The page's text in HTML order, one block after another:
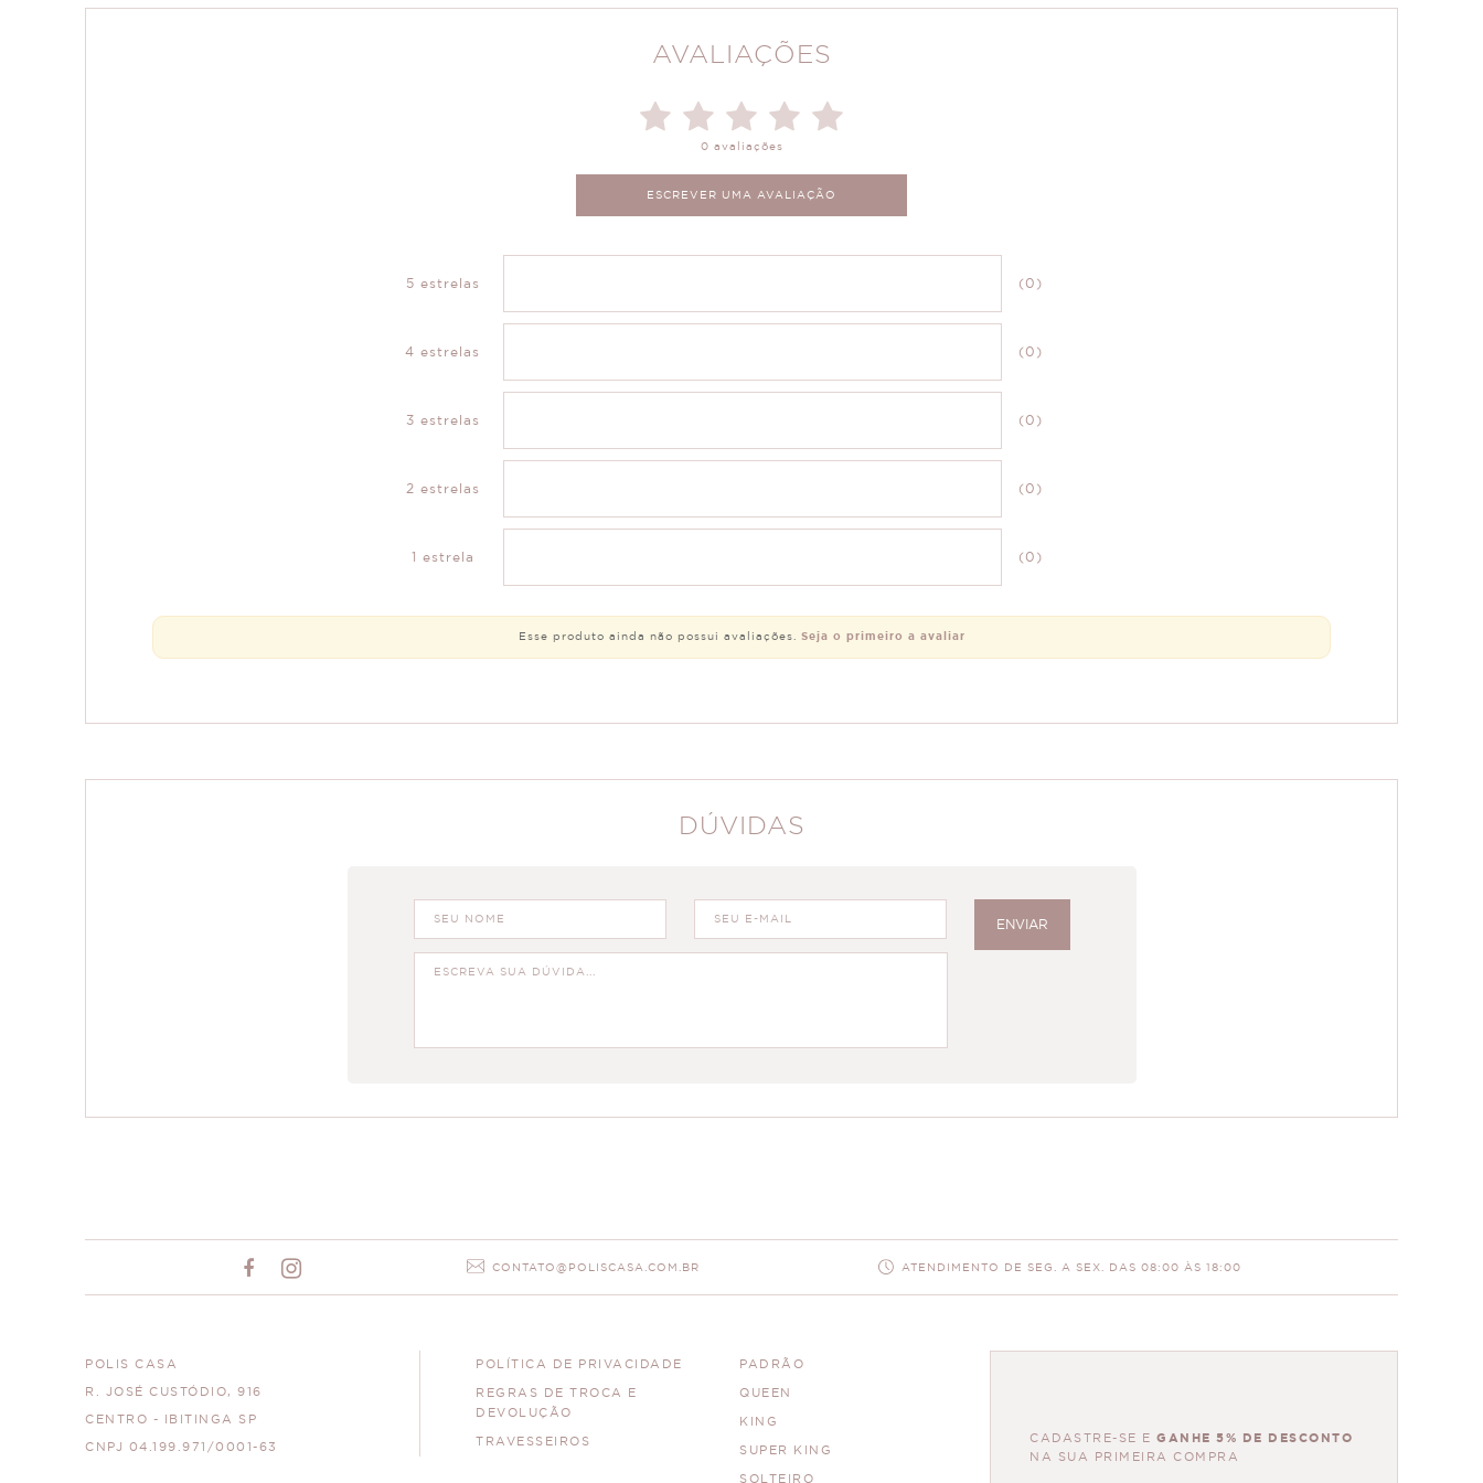
AVALIAÇÕES
0 avaliações
ESCREVER UMA AVALIAÇÃO
5 estrelas (0)
4 estrelas (0)
3 estrelas (0)
2 estrelas (0)
1 estrela (0)
Esse produto ainda não possui avaliações. Seja o primeiro a avaliar
DÚVIDAS
ENVIAR
CONTATO@POLISCASA.COM.BR ATENDIMENTO DE SEG. A SEX. DAS 08:00 ÀS 18:00
POLIS CASA
R. JOSÉ CUSTÓDIO, 916
CENTRO - IBITINGA SP
CNPJ 04.199.971/0001-63
POLÍTICA DE PRIVACIDADE
REGRAS DE TROCA E
DEVOLUÇÃO
TRAVESSEIROS
PADRÃO
QUEEN
KING
SUPER KING
SOLTEIRO
CADASTRE-SE E GANHE 5% DE DESCONTO
NA SUA PRIMEIRA COMPRA